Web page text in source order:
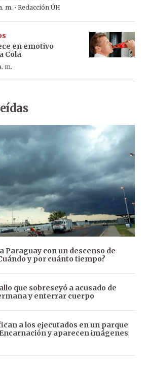
m. · Redacción ÚH
en emotivo
Cola
m.
Paraguay con un descenso de
y por cuánto tiempo?
que sobreseyó a acusado de
y enterrar cuerpo
a los ejecutados en un parque
y aparecen imágenes